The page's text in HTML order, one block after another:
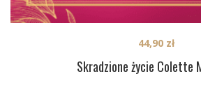
Skradzione życie Colette
44,90 zł